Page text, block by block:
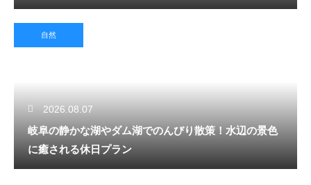
自然
2026.08.07
岐阜の静かな湖やダム湖でのんびり散策！水辺の景色
に癒される休日プラン